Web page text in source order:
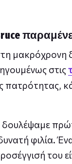
μακρόχρονη
στις
πατρότητας,
φιλία.
του